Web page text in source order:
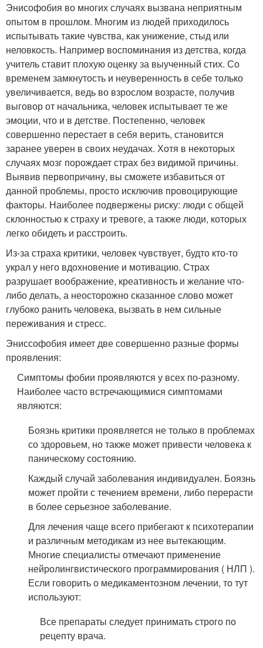
Энисофобия во многих случаях вызвана неприятным
опытом в прошлом. Многим из людей приходилось
испытывать такие чувства, как унижение, стыд или
неловкость. Например воспоминания из детства, когда
учитель ставит плохую оценку за выученный стих. Со
временем замкнутость и неуверенность в себе только
увеличивается, ведь во взрослом возрасте, получив
выговор от начальника, человек испытывает те же
эмоции, что и в детстве. Постепенно, человек
совершенно перестает в себя верить, становится
заранее уверен в своих неудачах. Хотя в некоторых
случаях мозг порождает страх без видимой причины.
Выявив первопричину, вы сможете избавиться от
данной проблемы, просто исключив провоцирующие
факторы. Наиболее подвержены риску: люди с общей
склонностью к страху и тревоге, а также люди, которых
легко обидеть и расстроить.
Из-за страха критики, человек чувствует, будто кто-то
украл у него вдохновение и мотивацию. Страх
разрушает воображение, креативность и желание что-
либо делать, а неосторожно сказанное слово может
глубоко ранить человека, вызвать в нем сильные
переживания и стресс.
Эниссофобия имеет две совершенно разные формы
проявления:
Симптомы фобии проявляются у всех по-разному.
Наиболее часто встречающимися симптомами
являются:
Боязнь критики проявляется не только в проблемах
со здоровьем, но также может привести человека к
паническому состоянию.
Каждый случай заболевания индивидуален. Боязнь
может пройти с течением времени, либо перерасти
в более серьезное заболевание.
Для лечения чаще всего прибегают к психотерапии
и различным методикам из нее вытекающим.
Многие специалисты отмечают применение
нейролингвистического программирования ( НЛП ).
Если говорить о медикаментозном лечении, то тут
используют:
Все препараты следует принимать строго по
рецепту врача.